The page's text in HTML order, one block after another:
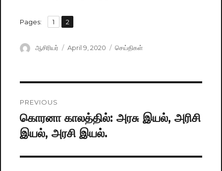
Pages: Page
1 ,
Page
2
Author
ஆசிரியர்
Posted
April 9, 2020 Categories
செய்திகள்
navigation
PREVIOUS
Previous
post:
கொரனா காலத்தில்: அரசு இயல், அரிசி
இயல், அரசி இயல்.